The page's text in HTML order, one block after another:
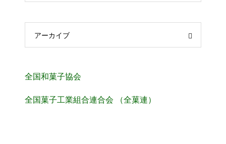
アーカイブ
全国和菓子協会
全国菓子工業組合連合会 （全菓連）